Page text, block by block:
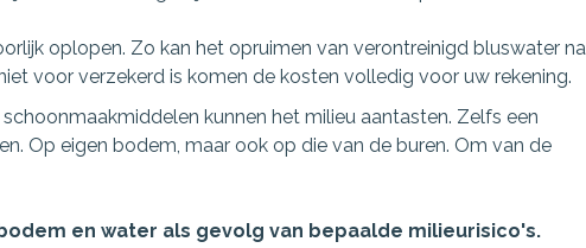
oplopen. Zo kan het opruimen van verontreinigd bluswater na
voor verzekerd is komen de kosten volledig voor uw rekening.
kunnen het milieu aantasten. Zelfs een
Op eigen bodem, maar ook op die van de buren. Om van de
en water als gevolg van bepaalde milieurisico's.